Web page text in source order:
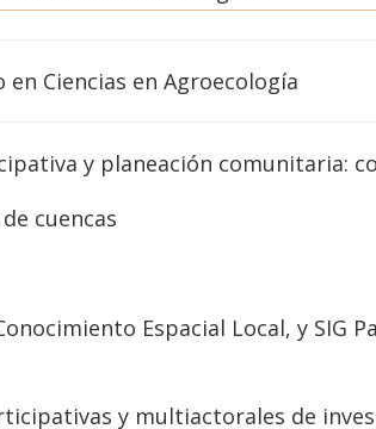
Ciencias en Agroecología
y planeación comunitaria:
cuencas
Espacial Local, y SIG
y multiactorales de